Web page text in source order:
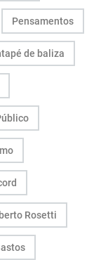
Pensamentos
de baliza
Rosetti